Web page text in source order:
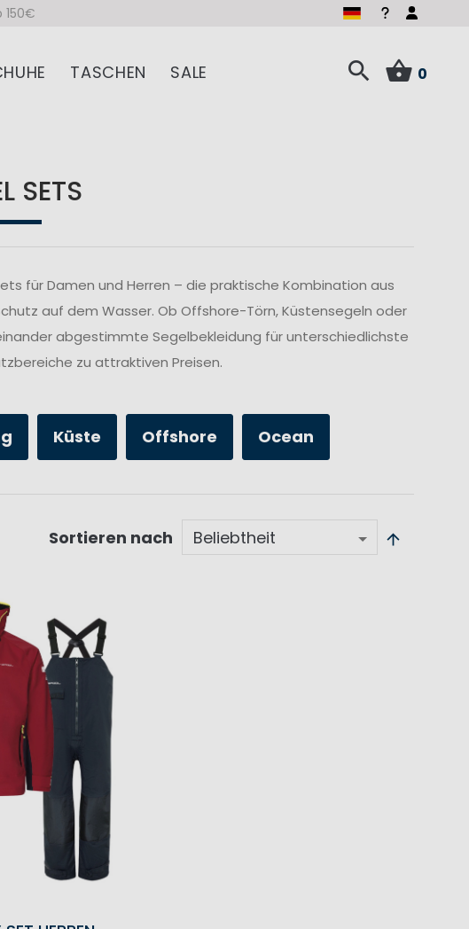
150€
TASCHEN SALE 0
SETS
für Damen und Herren – die praktische Kombination aus
auf dem Wasser. Ob Offshore-Törn, Küstensegeln oder
abgestimmte Segelbekleidung für unterschiedlichste
zu attraktiven Preisen.
Küste Offshore Ocean
Sortieren nach